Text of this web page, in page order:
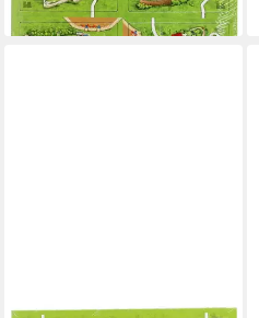
lieferbar - in 4-5 Werktagen bei dir
HANS IM GLÜCK